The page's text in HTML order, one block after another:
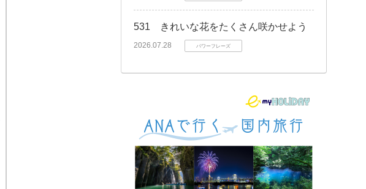
531 きれいな花をたくさん咲かせよう
2026.07.28 パワーフレーズ